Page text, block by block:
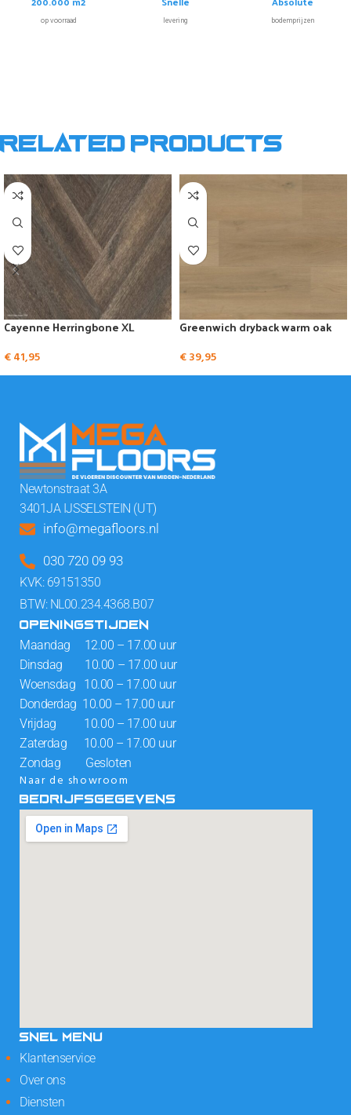
op voorraad levering bodemprijzen
Related products
Cayenne Herringbone XL
€41,95
Greenwich dryback warm oak
€39,95
Newtonstraat 3A
3401JA IJSSELSTEIN (UT)
info@megafloors.nl
030 720 09 93
KVK: 69151350
BTW: NL00.234.4368.B07
OPENINGSTIJDEN
Maandag 12.00 – 17.00 uur
Dinsdag 10.00 – 17.00 uur
Woensdag 10.00 – 17.00 uur
Donderdag 10.00 – 17.00 uur
Vrijdag 10.00 – 17.00 uur
Zaterdag 10.00 – 17.00 uur
Zondag Gesloten
Naar de showroom
BEDRIJFSGEGEVENS
SNEL MENU
Klantenservice
Over ons
Diensten